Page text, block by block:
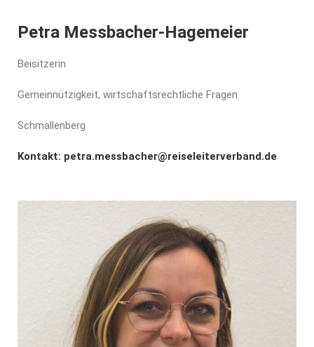
Petra Messbacher-Hagemeier
Beisitzerin
Gemeinnützigkeit, wirtschaftsrechtliche Fragen
Schmallenberg
Kontakt: petra.messbacher@reiseleiterverband.de